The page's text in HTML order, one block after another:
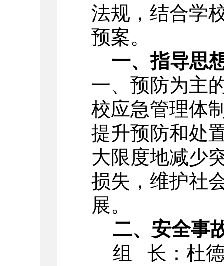
法规，结合学
预案。
一、指导思
一、预防为主
校应急管理体
提升预防和处
大限度地减少
损失，维护社
展。
二、安全事
组 长：杜